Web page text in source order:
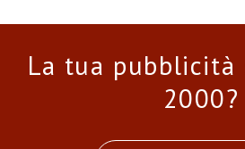
La tua pubblicità
2000?